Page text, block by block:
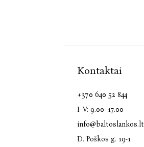
Kontaktai
+370 640 52 844
I–V: 9.00–17.00
info@baltoslankos.lt
D. Poškos g. 19-1